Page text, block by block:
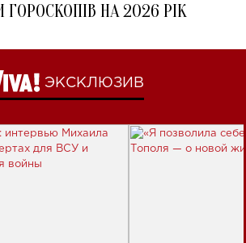
ГОРОСКОПІВ НА 2026 РІК
ЭКСКЛЮЗИВ